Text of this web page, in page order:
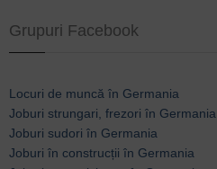
Grupuri Facebook
Locuri de muncă în Germania
Joburi strungari, frezori în Germania
Joburi sudori în Germania
Joburi în construcții în Germania